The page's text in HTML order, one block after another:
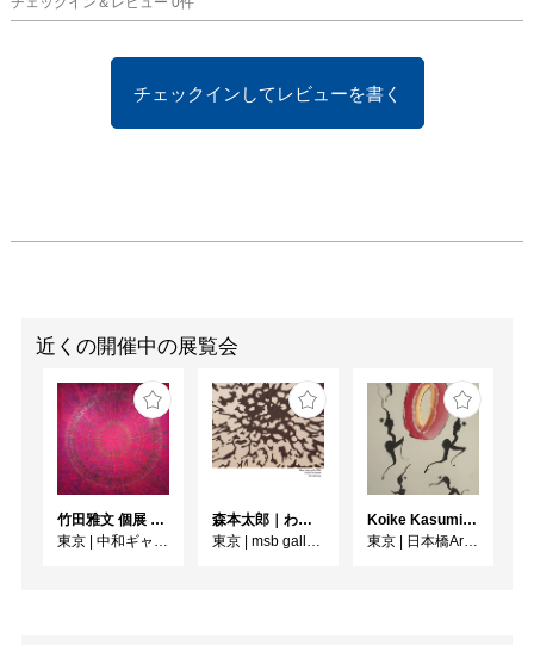
チェックインしてレビューを書く
近くの開催中の展覧会
竹田雅文 個展 －Jam Service Exhibition－
東京
中和ギャラリー
森本太郎｜わたしのパレイドリア
東京
msb gallery
Koike Kasumi Web個展 ラ・ダンス
東京
日本橋Art.jp